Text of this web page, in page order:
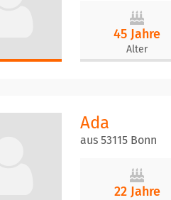
45 Jahre
Alter
Ada
aus 53115 Bonn
22 Jahre